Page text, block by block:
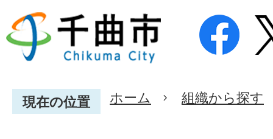
現在の位置 ホーム 組織から探す